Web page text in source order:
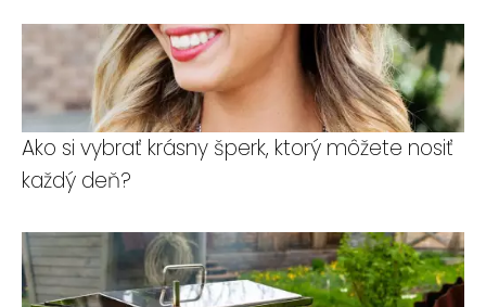
Ako si vybrať krásny šperk, ktorý môžete nosiť
každý deň?